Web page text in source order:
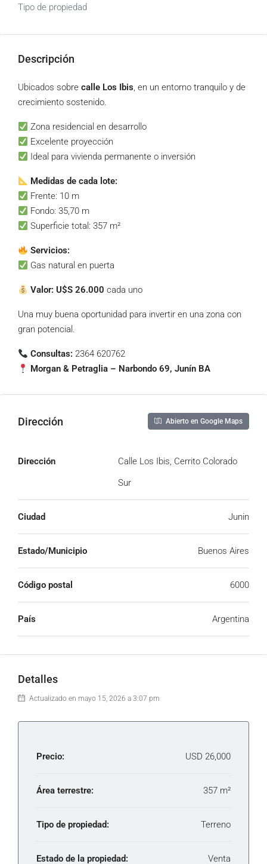
Tipo de propiedad
Descripción
Ubicados sobre calle Los Ibis, en un entorno tranquilo y de
crecimiento sostenido.
Zona residencial en desarrollo
Excelente proyección
Ideal para vivienda permanente o inversión
Medidas de cada lote:
Frente: 10 m
Fondo: 35,70 m
Superficie total: 357 m²
Servicios:
Gas natural en puerta
Valor: U$S 26.000 cada uno
Una muy buena oportunidad para invertir en una zona con
gran potencial.
Consultas: 2364 620762
Morgan & Petraglia – Narbondo 69, Junín BA
Dirección Abierto en Google Maps
Dirección
Calle Los Ibis, Cerrito Colorado
Sur
Ciudad Junin
Estado/Municipio Buenos Aires
Código postal 6000
País Argentina
Detalles
Actualizado en mayo 15, 2026 a 3:07 pm
Precio: USD 26,000
Área terrestre: 357 m²
Tipo de propiedad: Terreno
Estado de la propiedad: Venta